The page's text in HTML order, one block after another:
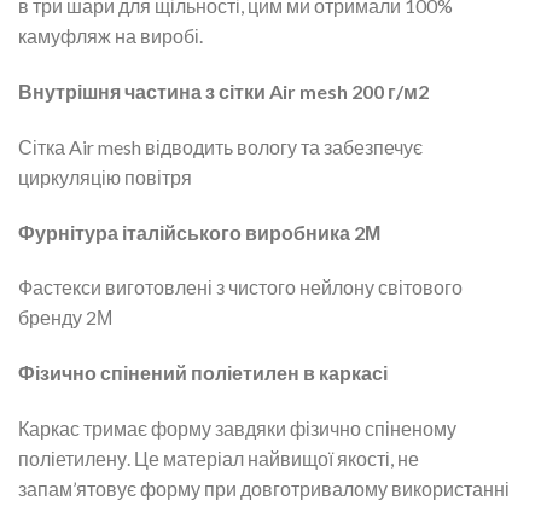
в три шари для щільності, цим ми отримали 100%
камуфляж на виробі.
Внутрішня частина з сітки Air mesh 200 г/м2
Сітка Air mesh відводить вологу та забезпечує
циркуляцію повітря
Фурнітура італійського виробника 2М
Фастекси виготовлені з чистого нейлону світового
бренду 2М
Фізично спінений поліетилен в каркасі
Каркас тримає форму завдяки фізично спіненому
поліетилену. Це матеріал найвищої якості, не
запам’ятовує форму при довготривалому використанні